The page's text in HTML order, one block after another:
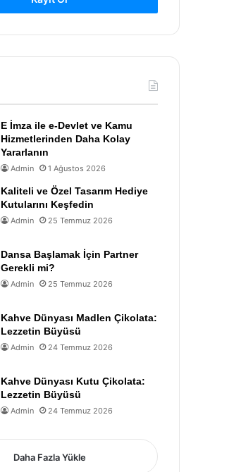
E İmza ile e-Devlet ve Kamu
Hizmetlerinden Daha Kolay
Yararlanın
Admin 1 Ağustos 2026
Kaliteli ve Özel Tasarım Hediye
Kutularını Keşfedin
Admin 25 Temmuz 2026
Dansa Başlamak İçin Partner
Gerekli mi?
Admin 25 Temmuz 2026
Kahve Dünyası Madlen Çikolata:
Lezzetin Büyüsü
Admin 24 Temmuz 2026
Kahve Dünyası Kutu Çikolata:
Lezzetin Büyüsü
Admin 24 Temmuz 2026
Daha Fazla Yükle